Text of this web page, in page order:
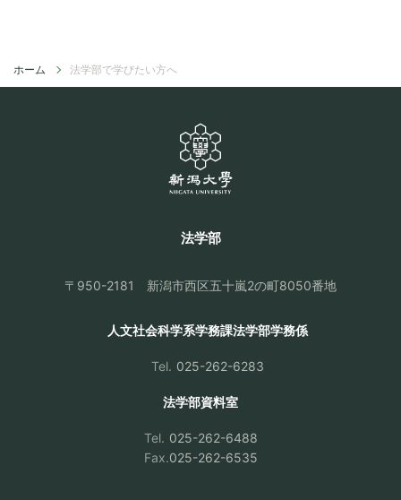
ホーム > 法学部で学びたい方へ
法学部
〒950-2181 新潟市西区五十嵐2の町8050番地
人文社会科学系学務課法学部学務係
Tel. 025-262-6283
法学部資料室
Tel. 025-262-6488
Fax.025-262-6535